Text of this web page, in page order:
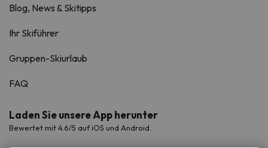
Blog, News & Skitipps
Ihr Skiführer
Gruppen-Skiurlaub
FAQ
Laden Sie unsere App herunter
Bewertet mit 4.6/5 auf iOS und Android.